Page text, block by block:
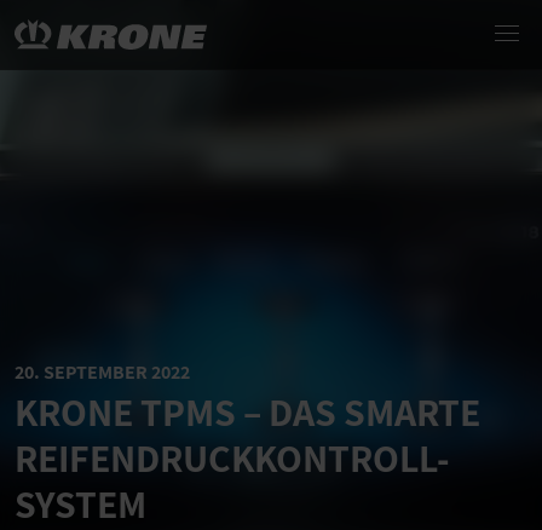
20. SEPTEMBER 2022
KRONE TPMS – DAS SMARTE
REIFENDRUCKKONTROLL-
SYSTEM